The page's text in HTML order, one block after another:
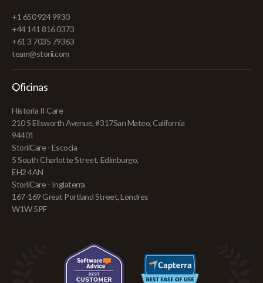
+1 650 924 9930
+44 141 816 0373
+61 3 7035 79363
team@storii.com
Oficinas
Historia II Care
210 S Ellsworth Avenue, #317San Mateo, California
94401
StoriiCare - Escocia
5 South Charlotte Street, Edimburgo,
EH2 4AN
StoriiCare - Inglaterra
167-169 Great Portland Street, Londres
W1W 5PF